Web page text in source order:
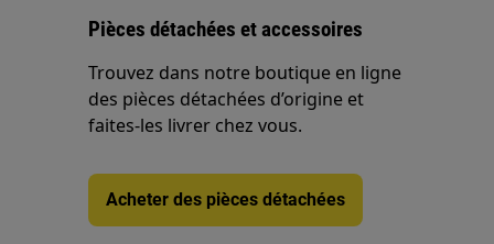
Pièces détachées et accessoires
Trouvez dans notre boutique en ligne
des pièces détachées d’origine et
faites-les livrer chez vous.
Acheter des pièces détachées